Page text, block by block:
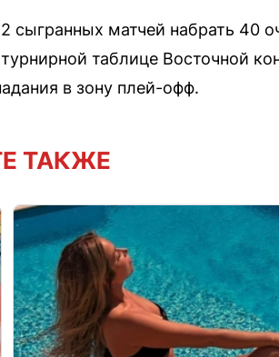
сыгранных матчей набрать 40
таблице Восточной
в зону плей-офф.
ТАКЖЕ